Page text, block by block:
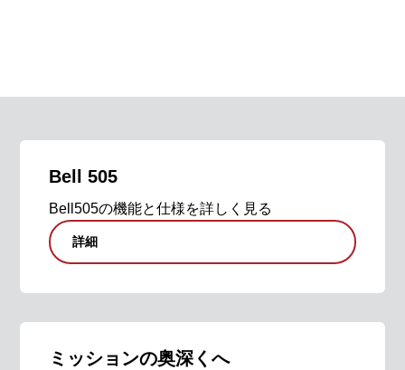
Bell 505
Bell505の機能と仕様を詳しく見る
詳細
ミッションの奥深くへ